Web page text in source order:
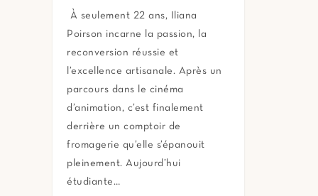
​ À seulement 22 ans, Iliana
Poirson incarne la passion, la
reconversion réussie et
l’excellence artisanale. Après un
parcours dans le cinéma
d’animation, c’est finalement
derrière un comptoir de
fromagerie qu’elle s’épanouit
pleinement. Aujourd’hui
étudiante…